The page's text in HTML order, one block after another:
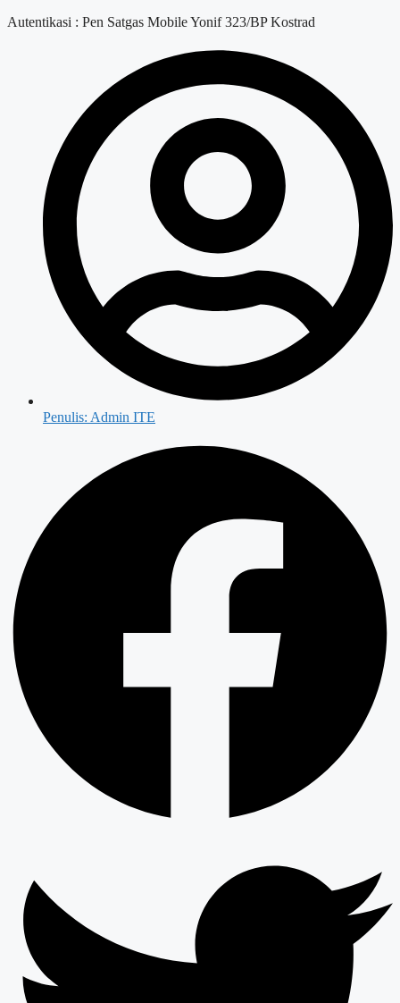
Autentikasi : Pen Satgas Mobile Yonif 323/BP Kostrad
Penulis: Admin ITE